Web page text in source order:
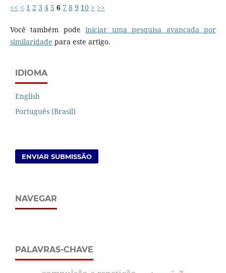
<< < 1 2 3 4 5 6 7 8 9 10 > >>
Você também podeiniciar uma pesquisa avançada por
similaridade para este artigo.
IDIOMA
English
Português (Brasil)
ENVIAR SUBMISSÃO
NAVEGAR
PALAVRAS-CHAVE